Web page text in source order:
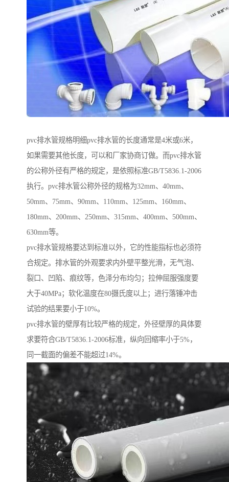
pvc排水管规格明细pvc排水管的长度通常是4米或6米，
如果需要其他长度，可以和厂家协商订做。而pvc排水管
的公称外径有严格的规定，是依照标准GB/T5836.1-2006
执行。pvc排水管公称外径的规格为32mm、40mm、
50mm、75mm、90mm、110mm、125mm、160mm、
180mm、200mm、250mm、315mm、400mm、500mm、
630mm等。
pvc排水管规格要达到标准以外，它的性能指标也必须符
合规定。排水管的外观要求内外壁平整光滑，无气泡、
裂口、凹陷、痕纹等，色泽分布均匀；拉伸屈服强度要
大于40MPa；软化温度在80摄氏度以上；进行落锤冲击
试验的结果要小于10%。
pvc排水管的壁厚有比较严格的规定，外径壁厚的具体要
求要符合GB/T5836.1-2006标准，纵向回缩率小于5%，
同一截面的偏差不能超过14%。